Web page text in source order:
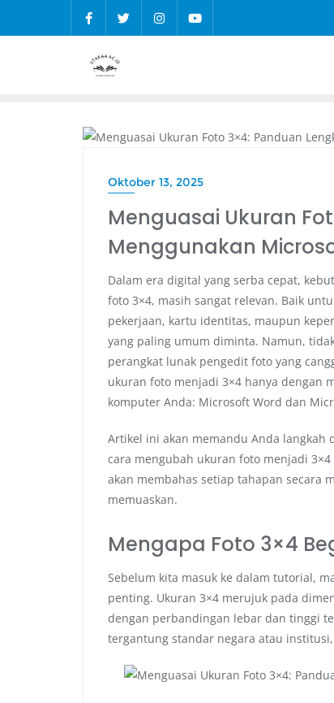
Oktober 13, 2025
Menguasai Ukuran
Menggunakan
Dalam era digital yang serba cepat,
foto 3×4, masih sangat relevan. Baik
pekerjaan, kartu identitas, maupun
yang paling umum diminta. Namun,
perangkat lunak pengedit foto yang
ukuran foto menjadi 3×4 hanya dengan
komputer Anda: Microsoft Word dan
Artikel ini akan memandu Anda
cara mengubah ukuran foto menjadi
akan membahas setiap tahapan secara
memuaskan.
Mengapa Foto 3×4
Sebelum kita masuk ke dalam tutorial,
penting. Ukuran 3×4 merujuk pada
dengan perbandingan lebar dan tinggi
tergantung standar negara atau